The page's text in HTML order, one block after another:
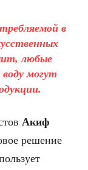
в
любые
могут
Акиф
решение